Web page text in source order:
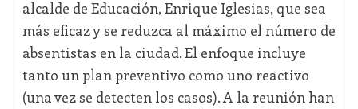
alcalde de Educación, Enrique Iglesias, que sea
más eficaz y se reduzca al máximo el número de
absentistas en la ciudad. El enfoque incluye
tanto un plan preventivo como uno reactivo
(una vez se detecten los casos). A la reunión han